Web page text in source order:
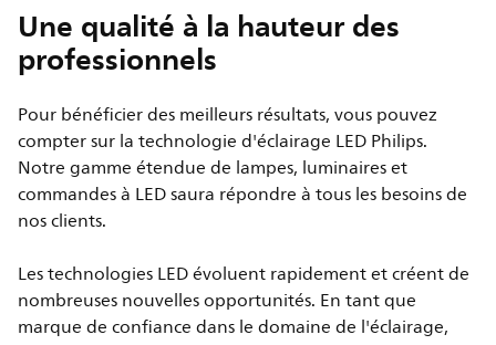
Une qualité à la hauteur des
professionnels
Pour bénéficier des meilleurs résultats, vous pouvez
compter sur la technologie d'éclairage LED Philips.
Notre gamme étendue de lampes, luminaires et
commandes à LED saura répondre à tous les besoins de
nos clients.
Les technologies LED évoluent rapidement et créent de
nombreuses nouvelles opportunités. En tant que
marque de confiance dans le domaine de l'éclairage,